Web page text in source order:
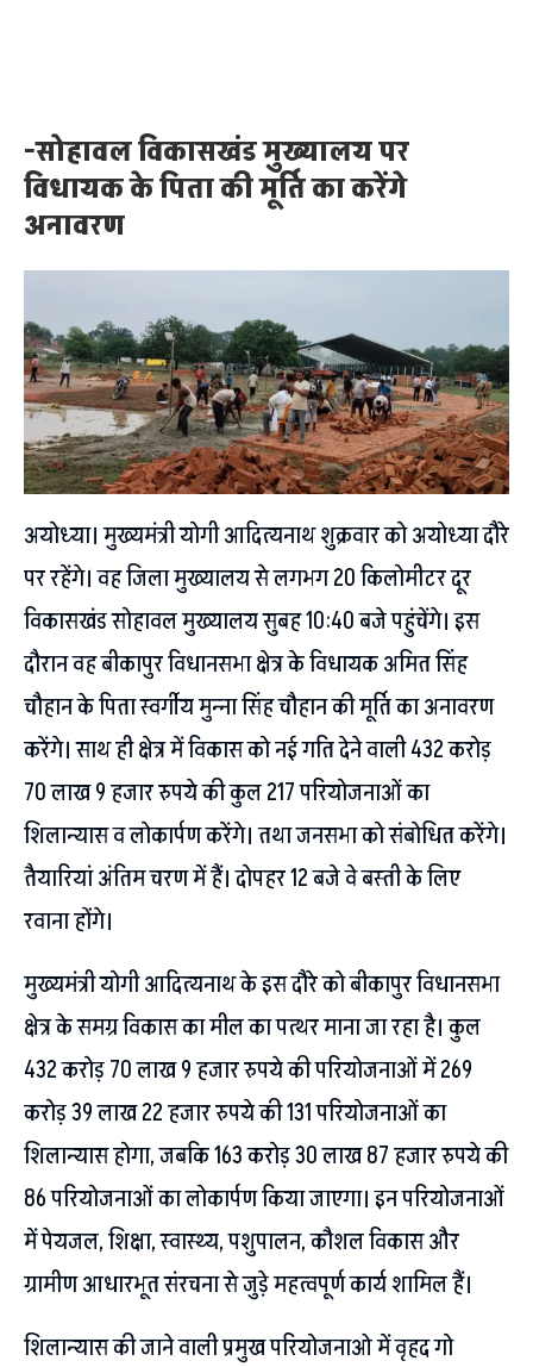
-सोहावल विकासखंड मुख्यालय पर
विधायक के पिता की मूर्ति का करेंगे
अनावरण
अयोध्या। मुख्यमंत्री योगी आदित्यनाथ शुक्रवार को अयोध्या दौरे
पर रहेंगे। वह जिला मुख्यालय से लगभग 20 किलोमीटर दूर
विकासखंड सोहावल मुख्यालय सुबह 10:40 बजे पहुंचेंगे। इस
दौरान वह बीकापुर विधानसभा क्षेत्र के विधायक अमित सिंह
चौहान के पिता स्वर्गीय मुन्ना सिंह चौहान की मूर्ति का अनावरण
करेंगे। साथ ही क्षेत्र में विकास को नई गति देने वाली 432 करोड़
70 लाख 9 हजार रुपये की कुल 217 परियोजनाओं का
शिलान्यास व लोकार्पण करेंगे। तथा जनसभा को संबोधित करेंगे।
तैयारियां अंतिम चरण में हैं। दोपहर 12 बजे वे बस्ती के लिए
रवाना होंगे।
मुख्यमंत्री योगी आदित्यनाथ के इस दौरे को बीकापुर विधानसभा
क्षेत्र के समग्र विकास का मील का पत्थर माना जा रहा है। कुल
432 करोड़ 70 लाख 9 हजार रुपये की परियोजनाओं में 269
करोड़ 39 लाख 22 हजार रुपये की 131 परियोजनाओं का
शिलान्यास होगा, जबकि 163 करोड़ 30 लाख 87 हजार रुपये की
86 परियोजनाओं का लोकार्पण किया जाएगा। इन परियोजनाओं
में पेयजल, शिक्षा, स्वास्थ्य, पशुपालन, कौशल विकास और
ग्रामीण आधारभूत संरचना से जुड़े महत्वपूर्ण कार्य शामिल हैं।
शिलान्यास की जाने वाली प्रमुख परियोजनाओ में वृहद गो